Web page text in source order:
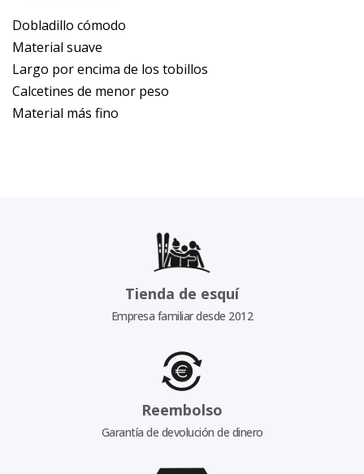
Dobladillo cómodo
Material suave
Largo por encima de los tobillos
Calcetines de menor peso
Material más fino
Tienda de esquí
Empresa familiar desde 2012
Reembolso
Garantía de devolución de dinero